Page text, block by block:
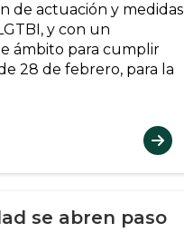
de actuación y medidas
y con un
ámbito para cumplir
28 de febrero, para la
se abren paso